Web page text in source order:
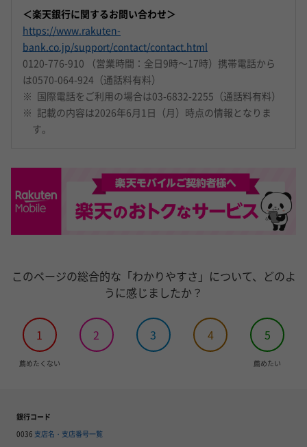
＜楽天銀行に関するお問い合わせ＞
https://www.rakuten-
bank.co.jp/support/contact/contact.html
0120-776-910 （営業時間：全日9時～17時）携帯電話から
は0570-064-924（通話料有料）
※ 国際電話をご利用の場合は03-6832-2255（通話料有料）
記載の内容は2026年6月1日（月）時点の情報となりま
す。
このページの総合的な「わかりやすさ」について、どのよ
うに感じましたか？
1 2 3 4 5
薦めたくない 薦めたい
銀行コード
0036 支店名・支店番号一覧